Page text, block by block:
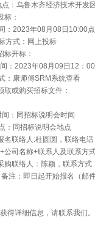
：乌鲁木齐经济技术开发
标：
：2023年08月08日10:00
方式：网上投标
标开标：
：2023年08月09日12：
：康师傅SRM系统查看
取或购买招标文件：
：同招标说明会时间
：同招标说明会地点
名联络人:杜圆圆，联络电
公司名称+联系人及联系方
购联络人：陈颖，联系方
注：即日起开始报名（邮
得详细信息，请联系我们。